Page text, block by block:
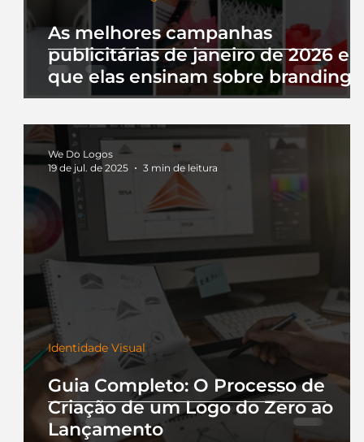
As melhores campanhas
publicitárias de janeiro de 2026 e
que elas ensinam sobre branding
Guia Completo: O Processo de
Criação de um Logo do Zero ao
Lançamento
Identidade Visual
We Do Logos
19 de jul. de 2025
3 min de leitura